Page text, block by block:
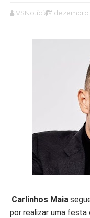
VSNotícias dezembro
Carlinhos Maia
por realizar uma festa